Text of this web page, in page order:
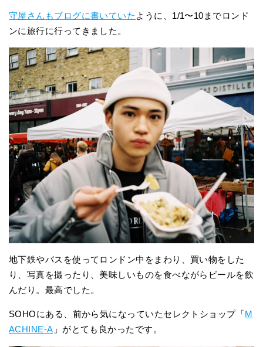
守屋さんもブログに書いていた ように、1/1〜10までロンド
ンに旅行に行ってきました。
地下鉄やバスを使ってロンドン中をまわり、買い物をした
り、写真を撮ったり、美味しいものを食べながらビールを飲
んだり。最高でした。
SOHOにある、前から気になっていたセレクトショップ「M
ACHINE-A 」がとても良かったです。